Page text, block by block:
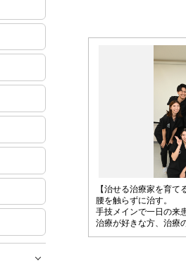
【治せる治療家を育て
腰を触らずに治す。
手技メインで一日の来
治療が好きな方、治療